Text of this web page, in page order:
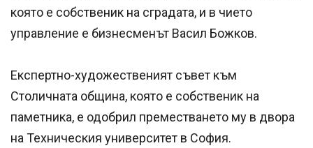
която е собственик на сградата, и в чието
управление е бизнесменът Васил Божков.
Експертно-художественият съвет към
Столичната община, която е собственик на
паметника, е одобрил преместването му в двора
на Техническия университет в София.